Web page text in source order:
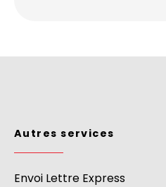
Autres services
Envoi Lettre Express